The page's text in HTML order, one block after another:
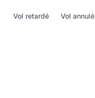
Vol retardé Vol annulé